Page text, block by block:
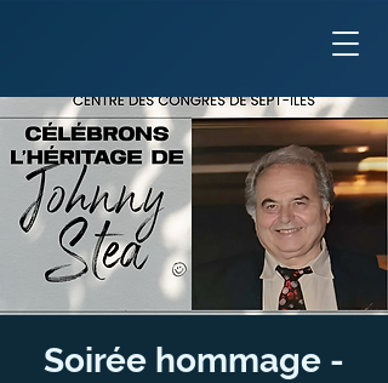
Soirée hommage -